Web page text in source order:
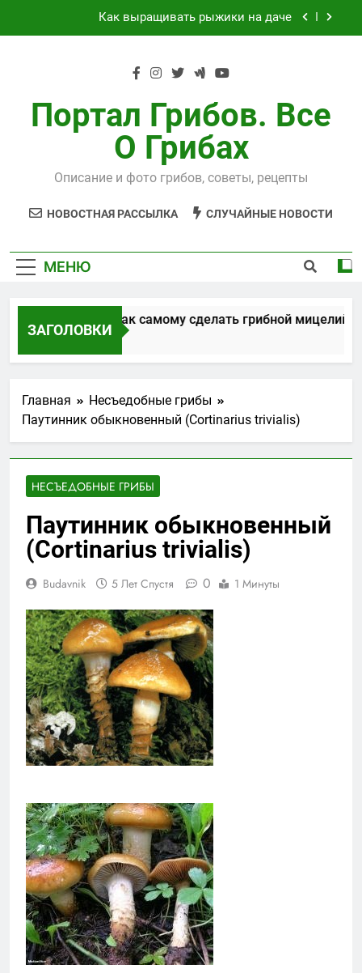
Как выращивать рыжики на даче
мицелий
Технология выращивания подосиновиков
Как выращивать рыжики на даче
Портал Грибов. Все
О Грибах
Описание и фото грибов, советы, рецепты
НОВОСТНАЯ РАССЫЛКА СЛУЧАЙНЫЕ НОВОСТИ
МЕНЮ
ЗАГОЛОВКИ
Способы, как самому сделать грибной мицелий
5 Лет Спустя
Главная
Несъедобные грибы
Паутинник обыкновенный (Cortinarius trivialis)
НЕСЪЕДОБНЫЕ ГРИБЫ
Паутинник обыкновенный
(Cortinarius trivialis)
Budavnik 5 Лет Спустя 0 1 Минуты